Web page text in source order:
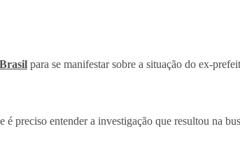
para se manifestar sobre a situação do ex-
preciso entender a investigação que resultou na